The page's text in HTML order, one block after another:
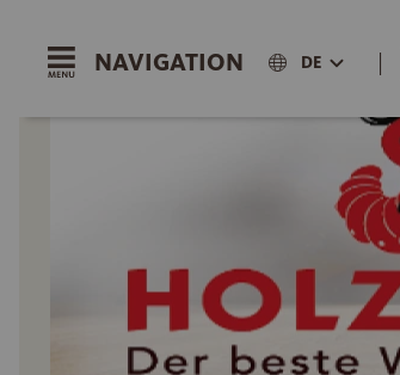
NAVIGATION DE |